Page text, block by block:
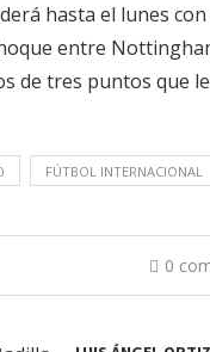
hasta el lunes
entre
de tres puntos que
FÚTBOL INTERNACIONAL
0